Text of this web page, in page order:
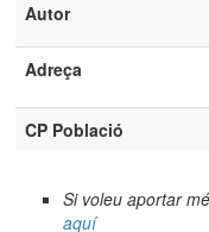
Autor
Adreça
CP Població
Si voleu aportar
aquí